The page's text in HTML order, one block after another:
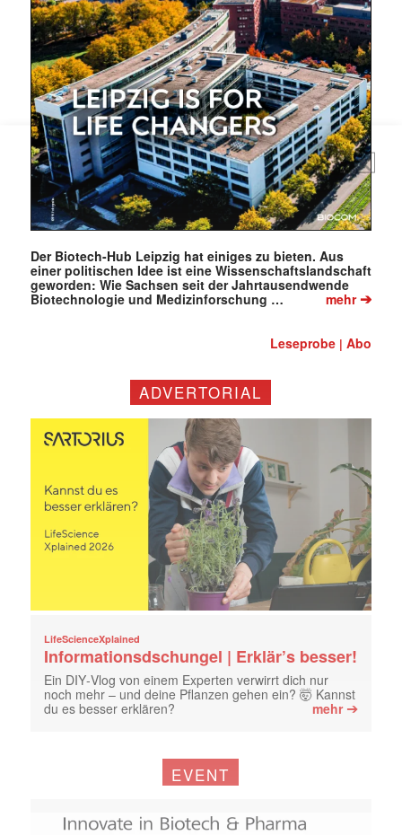
Mit dem |transkript-Newsletter
jede Woche aktuell informiert.
E-
Mail
(erforderlich)
Der Biotech-Hub Leipzig hat einiges zu bieten. Aus
einer politischen Idee ist eine Wissenschaftslandschaft
geworden: Wie Sachsen seit der Jahrtausendwende
Biotechnologie und Medizinforschung …
mehr➔
Leseprobe |Abo
ADVERTORIAL
LifeScienceXplained
Informationsdschungel | Erklär’s besser!
Ein DIY‑Vlog von einem Experten verwirrt dich nur
noch mehr – und deine Pflanzen gehen ein? 🤯 Kannst
du es besser erklären?
mehr➔
EVENT